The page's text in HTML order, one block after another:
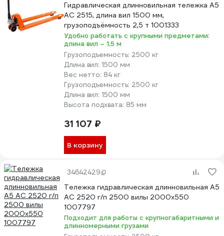
Гидравлическая длинновильная тележка А5
AC 2515, длина вил 1500 мм,
грузоподъёмность 2,5 т 1001333
Удобно работать с крупными предметами:
длина вил – 1,5 м
Грузоподъемность: 2500 кг
Длина вил: 1500 мм
Вес нетто: 84 кг
Грузоподъемность: 2500 кг
Длина вил: 1500 мм
Высота подхвата: 85 мм
31 107 ₽
В корзину
34642429
Тележка гидравлическая длинновильная А5
AC 2520 г/п 2500 вилы 2000x550
1007797
Подходит для работы с крупногабаритными и
длинномерными грузами